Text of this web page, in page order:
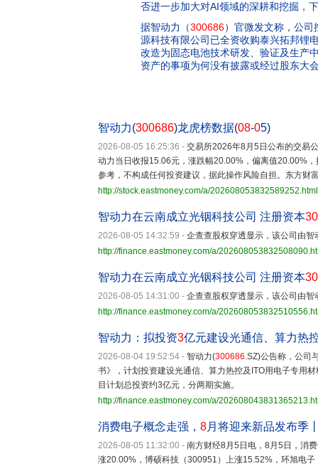
否进一步加大对AI领域的深耕和挖掘，
据智动力（300686）官微发文称，公
源科技有限公司已全资收购泰兴拓邦锂
改造为固态电池技术研发、验证及生产
资产的事项为何没有披露或经过股东大
智动力(300686)龙虎榜数据(08-05)
2026-08-05 16:25:36 - 交易所2026年8月5日公布的交易
动力当日收报15.06元，涨跌幅20.00%，偏离值20.00%
参考，不构成任何投资建议，据此操作风险自担。东方财
http://stock.eastmoney.com/a/202608053832589252.html
智动力在云南成立光铟科技公司 注册资本
2026-08-05 14:32:59 - 企查查股权穿透显示，该公司由智
http://finance.eastmoney.com/a/
智动力在云南成立光铟科技公司 注册资本
2026-08-05 14:31:00 - 企查查股权穿透显示，该公司由智
http://finance.eastmoney.com/a/
智动力：拟投资3亿元建设光通信、算力热
2026-08-04 19:52:54 - 智动力(300686.SZ)公告称，公司
书》，计划投资建设光通信、算力热控及ITO用电子专用
目计划总投资约3亿元，分两期实施。
http://finance.eastmoney.com/a/
消费电子概念走强， 8月将迎来新品发布季
2026-08-05 11:32:00 - 南方财经8月5日电，8月5日，消
涨20.00%，博硕科技（300951）上涨15.52%，环旭电